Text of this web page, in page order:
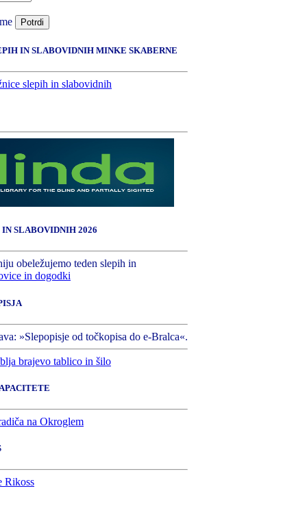
Potrdi
IN SLABOVIDNIH MINKE SKABERNE
SLABOVIDNIH 2026
obeležujemo teden slepih in
in dogodki
»Slepopisje od točkopisa do e-Bralca«.